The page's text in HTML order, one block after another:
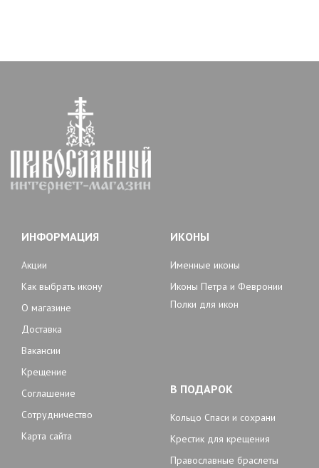
ИНФОРМАЦИЯ
Акции
Как выбрать икону
О магазине
Доставка
Вакансии
Крещение
Соглашение
Сотрудничество
Карта сайта
ИКОНЫ
Именные иконы
Иконы Петра и Февронии
Полки для икон
В ПОДАРОК
Кольцо Спаси и сохрани
Крестик для крещения
Православные браслеты